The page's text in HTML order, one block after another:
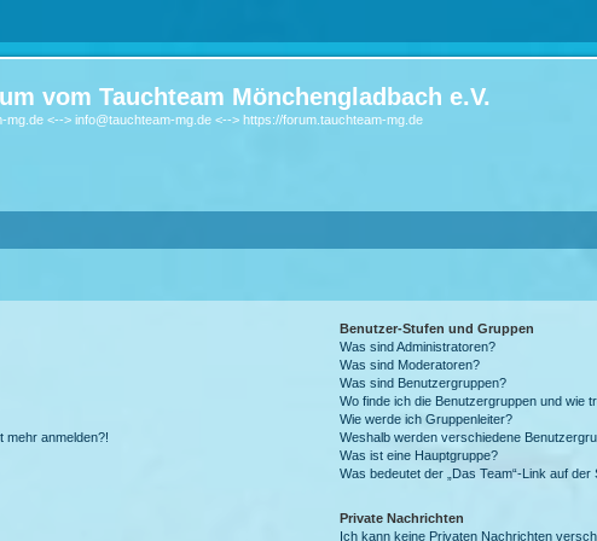
vom Tauchteam Mönchengladbach e.V.
mg.de <--> info@tauchteam-mg.de <--> https://forum.tauchteam-mg.de
mehr anmelden?!
Benutzer-Stufen und Gruppen
Was sind Administratoren?
Was sind Moderatoren?
Was sind Benutzergruppen?
Wo finde ich die Benutzergruppen und wie
Wie werde ich Gruppenleiter?
Weshalb werden verschiedene
Was ist eine Hauptgruppe?
Was bedeutet der „Das Team“-Link auf der
Private Nachrichten
Ich kann keine Privaten Nachrichten